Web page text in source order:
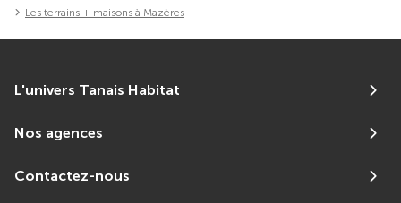
Les terrains + maisons à Mazères
L'univers Tanais Habitat
Nos agences
Contactez-nous